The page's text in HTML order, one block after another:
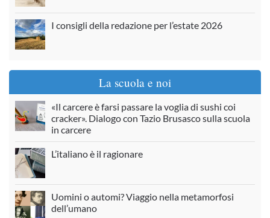
I consigli della redazione per l’estate 2026
La scuola e noi
«Il carcere è farsi passare la voglia di sushi coi
cracker». Dialogo con Tazio Brusasco sulla scuola
in carcere
L’italiano è il ragionare
Uomini o automi? Viaggio nella metamorfosi
dell’umano